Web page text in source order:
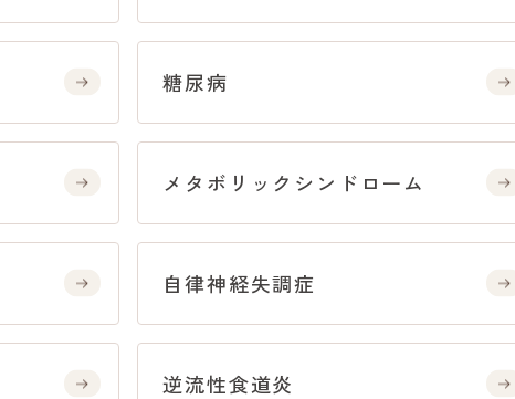
糖尿病
メタボリックシンドローム
自律神経失調症
逆流性食道炎